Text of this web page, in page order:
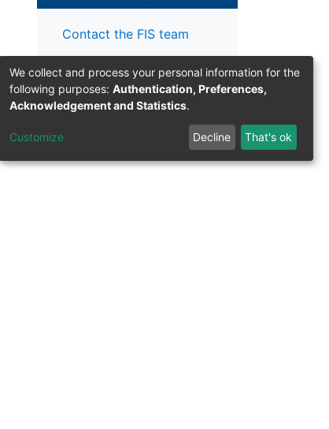
Contact the FIS team
We collect and process your personal information for the
following purposes: Authentication, Preferences,
Acknowledgement and Statistics.
Customize Decline That's ok